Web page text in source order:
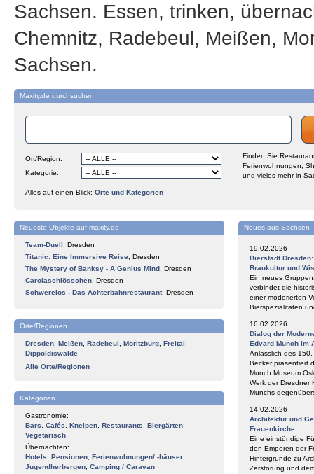
Sachsen. Essen, trinken,
Chemnitz, Radebeul, Meißen,
Sachsen.
Maxity.de durchsuchen
Ort/Region:
Kategorie:
Finden Sie
Ferienwohnungen,
und vieles mehr in
Alles auf einen Blick: Orte und Kategorien
Neueste Objekte auf maxity.de
Team-Duell
Dresden
Titanic: Eine Immersive Reise Dresden
The Mystery of Banksy - A Genius Mind Dresden
Carolaschlösschen Dresden
Schwerelos - Das Achterbahnrestaurant, Dresden
Orte/Regionen
Dresden Meißen Radebeul Moritzburg Freital
Dippoldiswalde
Alle Orte/Regionen
Kategorien
Gastronomie:
Bars
Cafés Kneipen Restaurants Biergärten
Vegetarisch
Übernachten:
Hotels
Pensionen Ferienwohnungen/ -häuser
Jugendherbergen Camping / Caravan
Neues aus Sachsen
19.02.2026
Bierstadt
Braukultur und
Ein neues
verbindet die
einer moderierten
Bierspezialitäten
16.02.2026
Dialog der
Edvard Munch im
Anlässlich des
Becker präsentiert
Munch Museum
Werk der Dresdner
Munchs
14.02.2026
Architektur und
Frauenkirche
Eine einstündige
den Emporen der
Hintergründe zu
Zerstörung und